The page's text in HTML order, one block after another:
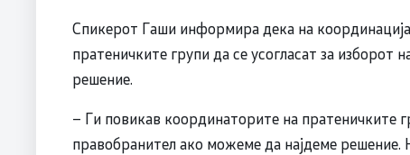
Спикерот Гаши информира дека на
пратеничките групи да се усогласат за изборот
решение.
– Ги повикав координаторите на пратеничките
правобранител ако можеме да најдеме решение.